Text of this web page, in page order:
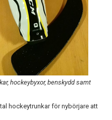
hockeybyxor, benskydd samt
hockeytrunkar för nybörjare att